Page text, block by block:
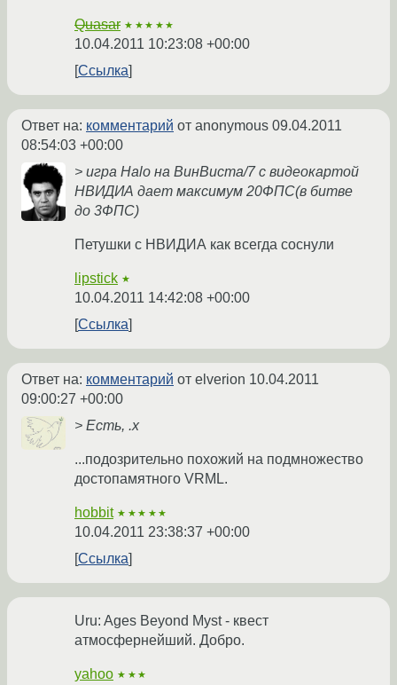
Quasar ★★★★★
10.04.2011 10:23:08 +00:00
Ссылка
Ответ на: комментарий от anonymous 09.04.2011
08:54:03 +00:00
> игра Halo на ВинВиста/7 с видеокартой
НВИДИА дает максимум 20ФПС(в битве
до 3ФПС)
Петушки с НВИДИА как всегда соснули
lipstick ★
10.04.2011 14:42:08 +00:00
Ссылка
Ответ на: комментарий от elverion 10.04.2011
09:00:27 +00:00
> Есть, .x
...подозрительно похожий на подмножество
достопамятного VRML.
hobbit ★★★★★
10.04.2011 23:38:37 +00:00
Ссылка
Uru: Ages Beyond Myst - квест
атмосфернейший. Добро.
yahoo ★★★